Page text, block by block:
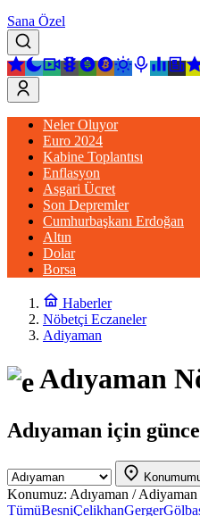
Sana Özel
Neler Oluyor
Euro 2024
Kabine Toplantısı
Enflasyon
Asgari Ücret
Son Depremler
Cumhurbaşkanı Erdoğan
Altın
Dolar
Borsa
Haberler
Nöbetçi Eczaneler
Adiyaman
Adıyaman
Adıyaman için
Konumuz: Adıyaman / Adiyaman
TümüBesniÇelikhanGerger